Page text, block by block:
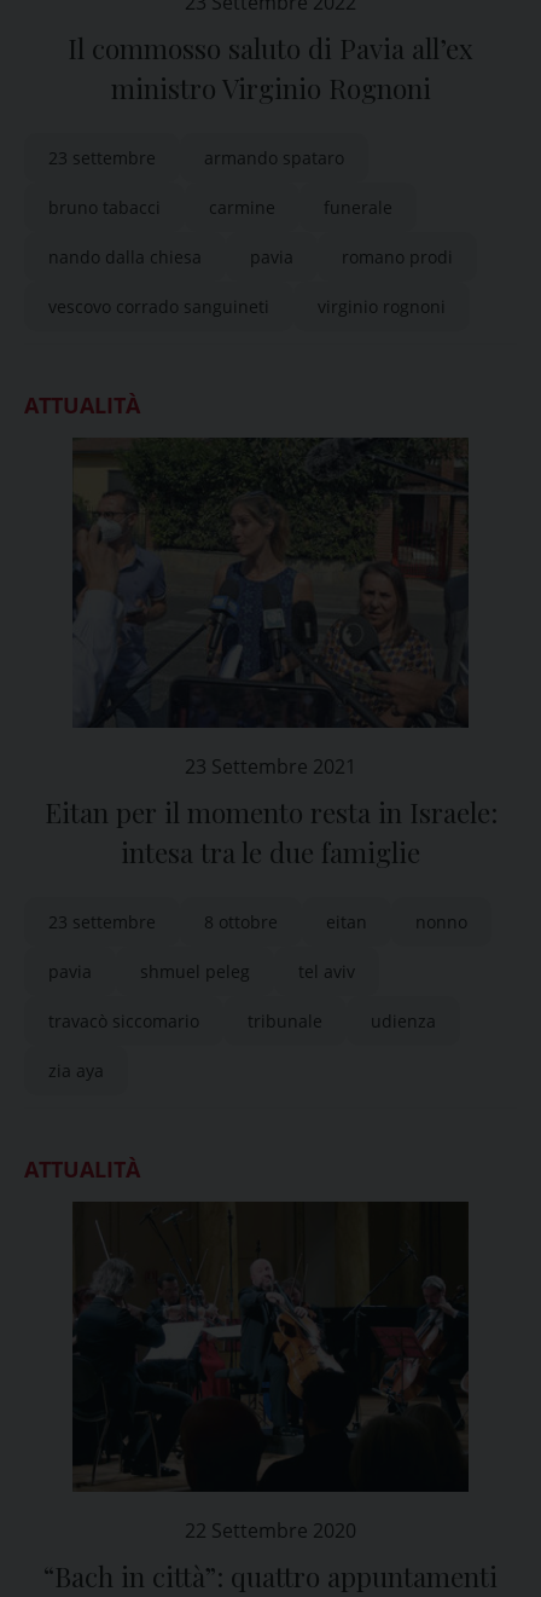
Il commosso saluto di Pavia all’ex
ministro Virginio Rognoni
23 settembre armando spataro
bruno tabacci carmine funerale
nando dalla chiesa pavia romano prodi
vescovo corrado sanguineti virginio rognoni
ATTUALITÀ
23 Settembre 2021
Eitan per il momento resta in Israele:
intesa tra le due famiglie
23 settembre 8 ottobre eitan nonno
pavia shmuel peleg tel aviv
travacò siccomario tribunale udienza
zia aya
ATTUALITÀ
22 Settembre 2020
“Bach in città”: quattro appuntamenti